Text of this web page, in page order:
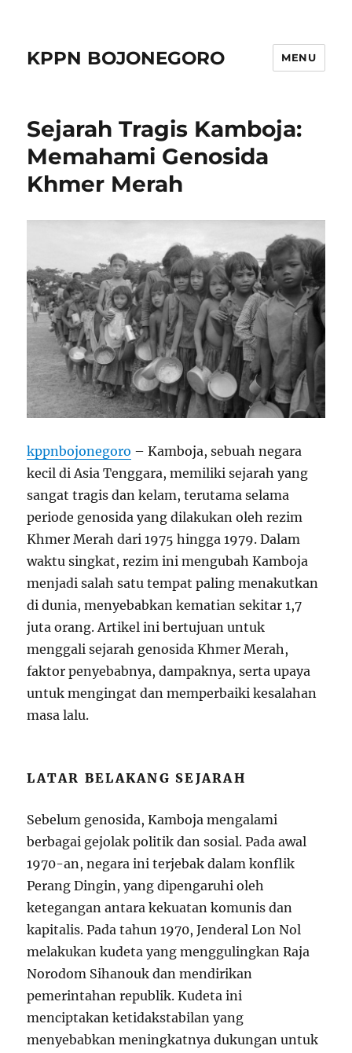
KPPN BOJONEGORO MENU
Sejarah Tragis Kamboja:
Memahami Genosida
Khmer Merah
kppnbojonegoro – Kamboja, sebuah negara
kecil di Asia Tenggara, memiliki sejarah yang
sangat tragis dan kelam, terutama selama
periode genosida yang dilakukan oleh rezim
Khmer Merah dari 1975 hingga 1979. Dalam
waktu singkat, rezim ini mengubah Kamboja
menjadi salah satu tempat paling menakutkan
di dunia, menyebabkan kematian sekitar 1,7
juta orang. Artikel ini bertujuan untuk
menggali sejarah genosida Khmer Merah,
faktor penyebabnya, dampaknya, serta upaya
untuk mengingat dan memperbaiki kesalahan
masa lalu.
LATAR BELAKANG SEJARAH
Sebelum genosida, Kamboja mengalami
berbagai gejolak politik dan sosial. Pada awal
1970-an, negara ini terjebak dalam konflik
Perang Dingin, yang dipengaruhi oleh
ketegangan antara kekuatan komunis dan
kapitalis. Pada tahun 1970, Jenderal Lon Nol
melakukan kudeta yang menggulingkan Raja
Norodom Sihanouk dan mendirikan
pemerintahan republik. Kudeta ini
menciptakan ketidakstabilan yang
menyebabkan meningkatnya dukungan untuk